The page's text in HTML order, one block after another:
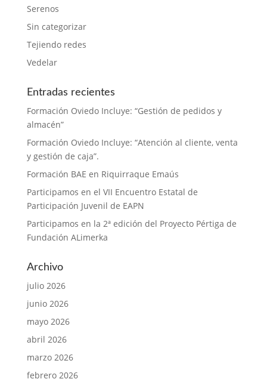
Serenos
Sin categorizar
Tejiendo redes
Vedelar
Entradas recientes
Formación Oviedo Incluye: “Gestión de pedidos y
almacén”
Formación Oviedo Incluye: “Atención al cliente, venta
y gestión de caja”.
Formación BAE en Riquirraque Emaús
Participamos en el VII Encuentro Estatal de
Participación Juvenil de EAPN
Participamos en la 2ª edición del Proyecto Pértiga de
Fundación ALimerka
Archivo
julio 2026
junio 2026
mayo 2026
abril 2026
marzo 2026
febrero 2026